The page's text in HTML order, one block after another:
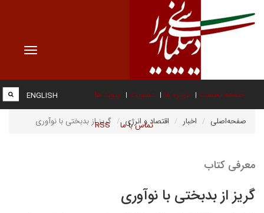
Toggle
صفحه نخست درباره ما عضویت پیوند ها
تماس با ما RSS
ENGLISH
صفحه‌اصلی اخبار اقتصاد و انرژی گریز از بدبختی با نوآوری
معرفی کتاب
گریز از بدبختی با نوآوری